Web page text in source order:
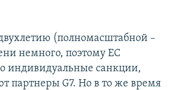
(полномасштабной –
немного, поэтому ЕС
индивидуальные санкции,
партнеры G7. Но в то же время